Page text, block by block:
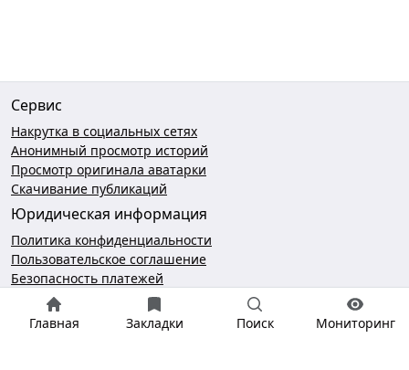
Главная Закладки Поиск Мониторинг
Сервис
Накрутка в социальных сетях
Анонимный просмотр историй
Просмотр оригинала аватарки
Скачивание публикаций
Юридическая информация
Политика конфиденциальности
Пользовательское соглашение
Безопасность платежей
Чат поддержки